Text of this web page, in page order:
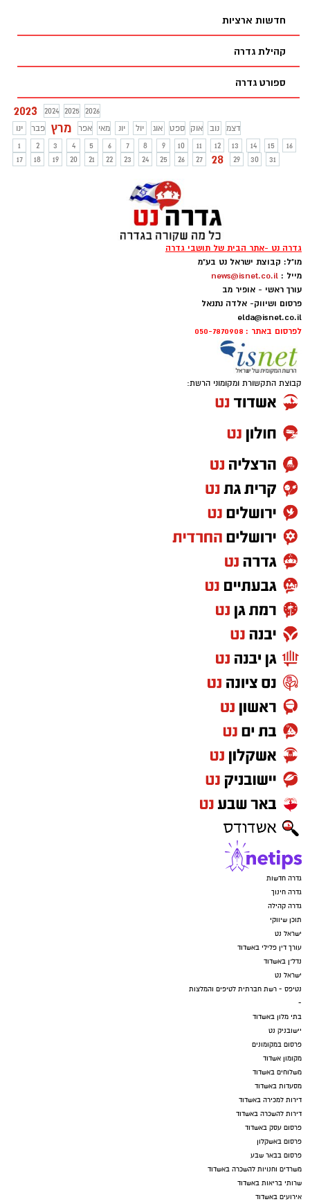
חדשות ארציות
קהילת גדרה
ספורט גדרה
2023 2024 2025
2026
ינו
פבר מרץ אפר מאי יונ יול אוג ספט אוק נוב
דצמ
1
2 3 4 5 6 7 8 9 10 11 12 13 14 15
16
17
18 19 20 21 22 23 24 25 26 27 28 29 30 31
גדרה נט -אתר הבית של תושבי גדרה
מו"ל: קבוצת ישראל נט בע"מ
מייל : news@isnet.co.il
עורך ראשי - אופיר מב
פרסום ושיווק- אלדה נתנאל
elda@isnet.co.il
לפרסום באתר : 050-7870908
קבוצת התקשורת ומקומוני הרשת:
גדרה חדשות
גדרה חינוך
גדרה קהילה
תוכן שיווקי
ישראל נט
עורך דין פלילי באשדוד
נדל"ן באשדוד
ישראל נט
נטיפס - רשת חברתית לטיפים והמלצות
-
בתי מלון באשדוד
יישובניק נט
פרסום במקומונים
מקומון אשדוד
משלוחים באשדוד
מסעדות באשדוד
דירות למכירה באשדוד
דירות להשכרה באשדוד
פרסום עסק באשדוד
פרסום באשקלון
פרסום בבאר שבע
משרדים וחנויות להשכרה באשדוד
שרותי בריאות באשדוד
אירועים באשדוד